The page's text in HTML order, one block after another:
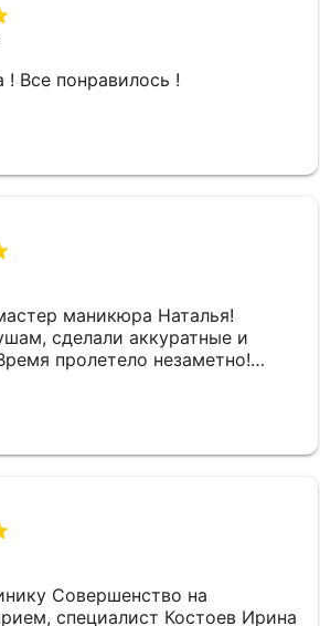
! Все понравилось !
маникюра Наталья!
сделали аккуратные и
пролетело незаметно!
Совершенство на
специалист Костоев Ирина